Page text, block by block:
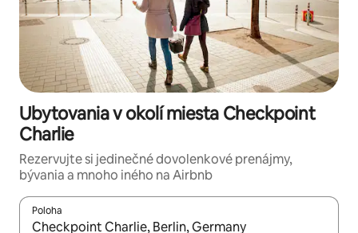
Ubytovania v okolí miesta Checkpoint
Charlie
Rezervujte si jedinečné dovolenkové prenájmy,
bývania a mnoho iného na Airbnb
Poloha
Keď budú výsledky k dispozícii, môžete si ich prechádzať